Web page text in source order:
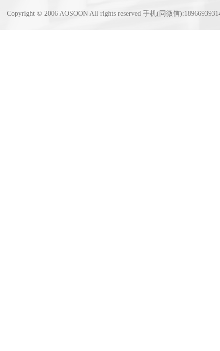
Copyright © 2006 AOSOON All rights reserved 手机(同微信